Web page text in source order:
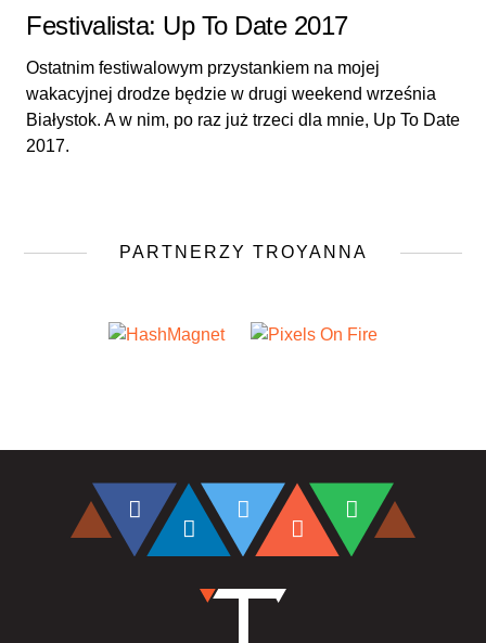
Festivalista: Up To Date 2017
Ostatnim festiwalowym przystankiem na mojej
wakacyjnej drodze będzie w drugi weekend września
Białystok. A w nim, po raz już trzeci dla mnie, Up To Date
2017.
PARTNERZY TROYANNA